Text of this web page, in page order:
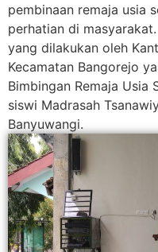
pembinaan remaja usia
perhatian di
yang dilakukan oleh
Kecamatan Bangorejo
Bimbingan Remaja Usia
siswi Madrasah
Banyuwangi.